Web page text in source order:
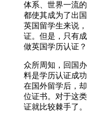
体系、世界一流
都使其成为了出
英国留学生来说
证。但是，只有
做英国学历认证？
众所周知，回国
料是学历认证成
在国外留学后，
位证书。对于这
证就比较棘手了。